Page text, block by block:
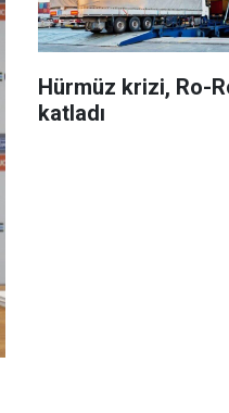
Hürmüz krizi, Ro-
katladı